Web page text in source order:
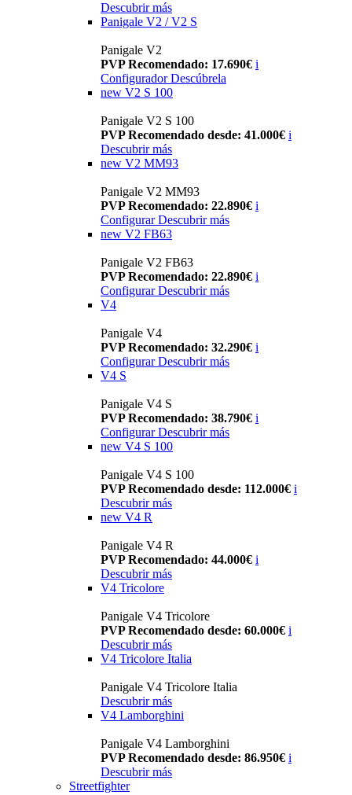
Descubrir más
Panigale V2 / V2 S
Panigale V2
PVP Recomendado: 17.690€ i
Configurador Descúbrela
new V2 S 100
Panigale V2 S 100
PVP Recomendado desde: 41.000€ i
Descubrir más
new V2 MM93
Panigale V2 MM93
PVP Recomendado: 22.890€ i
Configurar Descubrir más
new V2 FB63
Panigale V2 FB63
PVP Recomendado: 22.890€ i
Configurar Descubrir más
V4
Panigale V4
PVP Recomendado: 32.290€ i
Configurar Descubrir más
V4 S
Panigale V4 S
PVP Recomendado: 38.790€ i
Configurar Descubrir más
new V4 S 100
Panigale V4 S 100
PVP Recomendado desde: 112.000€ i
Descubrir más
new V4 R
Panigale V4 R
PVP Recomendado: 44.000€ i
Descubrir más
V4 Tricolore
Panigale V4 Tricolore
PVP Recomendado desde: 60.000€ i
Descubrir más
V4 Tricolore Italia
Panigale V4 Tricolore Italia
Descubrir más
V4 Lamborghini
Panigale V4 Lamborghini
PVP Recomendado desde: 86.950€ i
Descubrir más
Streetfighter